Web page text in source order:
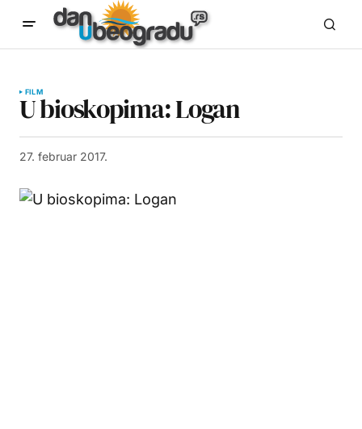
FILM
U bioskopima: Logan
27. februar 2017.